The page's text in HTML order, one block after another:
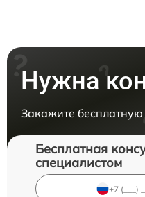
Нужна
Закажите
Бесплатная
специалистом